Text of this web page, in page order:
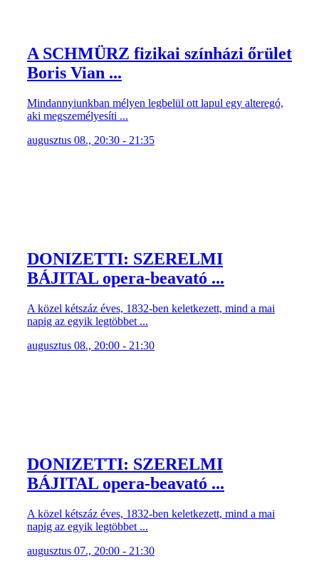
A SCHMÜRZ fizikai színházi őrület
Boris Vian ...
Mindannyiunkban mélyen legbelül ott lapul egy alteregó,
aki megszemélyesíti ...
augusztus 08., 20:30 - 21:35
DONIZETTI: SZERELMI
BÁJITAL opera-beavató ...
A közel kétszáz éves, 1832-ben keletkezett, mind a mai
napig az egyik legtöbbet ...
augusztus 08., 20:00 - 21:30
DONIZETTI: SZERELMI
BÁJITAL opera-beavató ...
A közel kétszáz éves, 1832-ben keletkezett, mind a mai
napig az egyik legtöbbet ...
augusztus 07., 20:00 - 21:30